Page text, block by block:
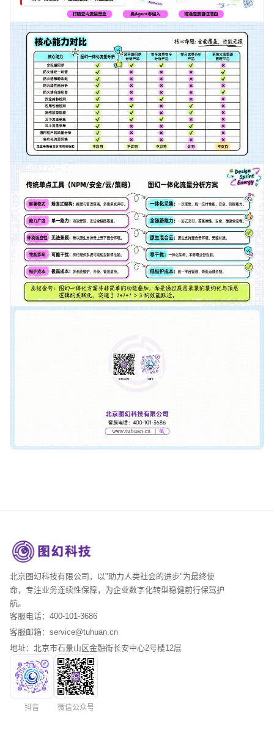
北京图幻科技有限公司，以"助力人类社会的进步"为最终使
命，专注业务连续性保障，为企业数字化转型稳健前行保驾护
航。
客服电话：400-101-3686
客服邮箱：service@tuhuan.cn
地址：北京市石景山区金融街长安中心2号楼12层
抖音 微信公众号